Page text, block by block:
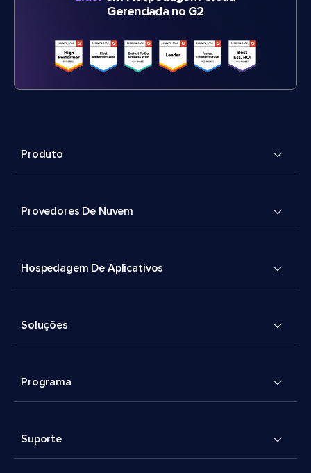
Gerenciada no G2
Produto
Provedores De Nuvem
Hospedagem De Aplicativos
Soluções
Programa
Suporte